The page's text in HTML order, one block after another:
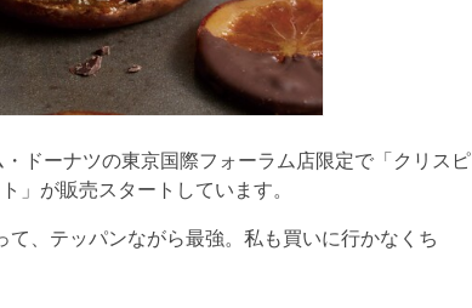
ドーナツの東京国際フォーラム店限定で「クリスピ
」が販売スタートしています。
、テッパンながら最強。私も買いに行かなくち